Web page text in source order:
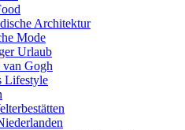
Architektur
Mode
Urlaub
Gogh
Lifestyle